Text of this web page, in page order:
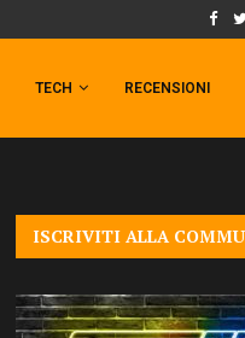
IL
TECH RECENSIONI
ISCRIVITI ALLA